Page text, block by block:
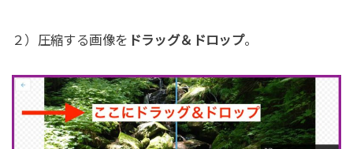
２）圧縮する画像を ドラッグ＆ドロップ。